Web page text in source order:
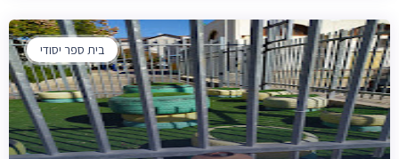
בית ספר יסודי